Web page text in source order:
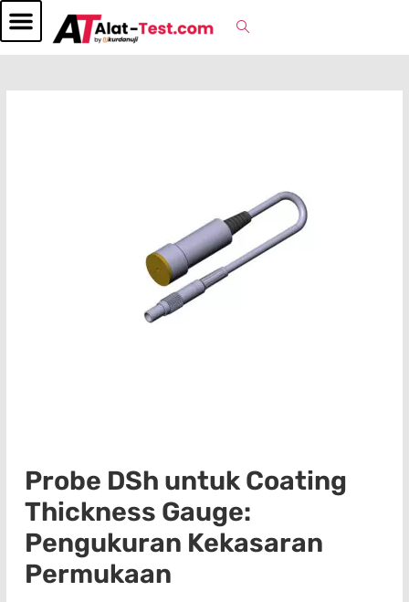
Probe DSh untuk Coating
Thickness Gauge:
Pengukuran Kekasaran
Permukaan